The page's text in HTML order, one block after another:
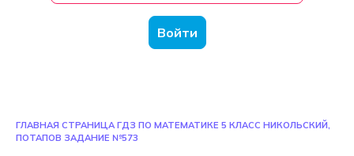
Войти
ГЛАВНАЯ СТРАНИЦА ГДЗ ПО МАТЕМАТИКЕ 5 КЛАСС НИКОЛЬСКИЙ,
ПОТАПОВ ЗАДАНИЕ №573